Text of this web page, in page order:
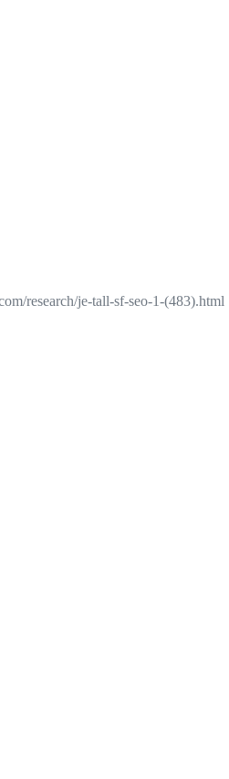
research/je-tall-sf-seo-1-(483).html